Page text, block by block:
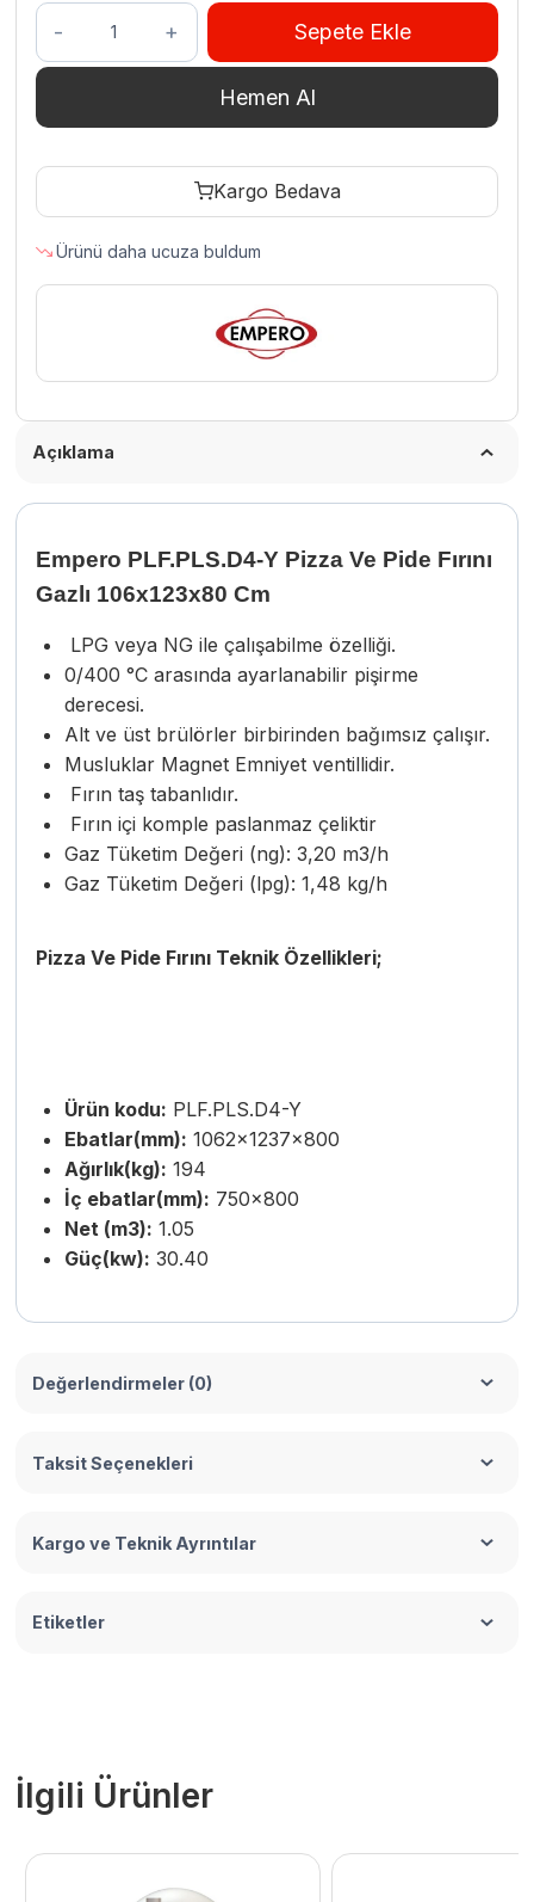
Empero
PLF.PLS.D4-
Y
Pide
106x123x80
Cm
Sepete Ekle
Hemen Al
Kargo Bedava
Ürünü daha ucuza buldum
Açıklama
Empero PLF.PLS.D4-Y Pizza Ve Pide Fırını
Gazlı 106x123x80 Cm
LPG veya NG ile çalışabilme özelliği.
0/400 °C arasında ayarlanabilir pişirme
derecesi.
Alt ve üst brülörler birbirinden bağımsız çalışır.
Musluklar Magnet Emniyet ventillidir.
Fırın taş tabanlıdır.
Fırın içi komple paslanmaz çeliktir
Gaz Tüketim Değeri (ng): 3,20 m3/h
Gaz Tüketim Değeri (lpg): 1,48 kg/h
Pizza Ve Pide Fırını Teknik Özellikleri;
Ürün kodu: PLF.PLS.D4-Y
Ebatlar(mm): 1062x1237x800
Ağırlık(kg): 194
İç ebatlar(mm): 750×800
Net (m3): 1.05
Güç(kw): 30.40
Değerlendirmeler (0)
Taksit Seçenekleri
Kargo ve Teknik Ayrıntılar
Etiketler
İlgili Ürünler